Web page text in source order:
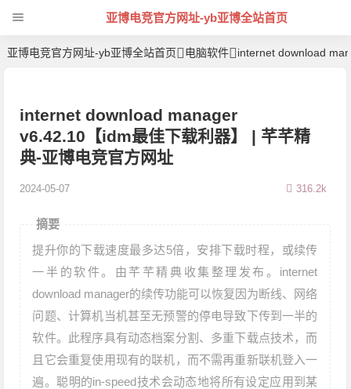
亚博电竞官方网址-yb亚博全站首页
亚博电竞官方网址-yb亚博全站首页 电脑软件 internet download
internet download manager
v6.42.10【idm最佳下载利器】 | 芊芊精
典-亚博电竞官方网址
2024-05-07 316.2k
摘要
提升你的下载速度最多达5倍，安排下载时程，或续传
一半的软件。由芊芊精典收集整理发布。internet
download manager的续传功能可以恢复因为断线、网络
问题、计算机当机甚至无预警的停电导致下传到一半的
软件。此程序具有动态档案分割、多重下载点技术，而
且它会重复使用现有的联机，而不需再重新联机登入一
遍。聪明的in-speed技术会动态地将所有设定应用到某